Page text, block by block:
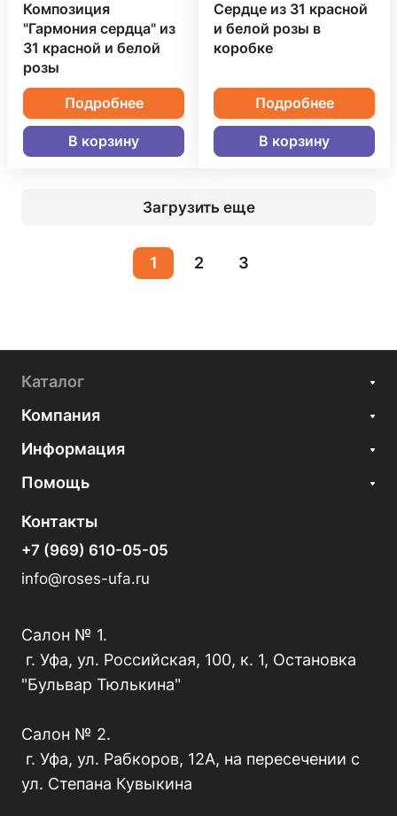
Композиция
"Гармония сердца" из
31 красной и белой
розы
Подробнее
В корзину
Сердце из 31 красной
и белой розы в
коробке
Подробнее
В корзину
Загрузить еще
1 2 3
Каталог
Компания
Информация
Помощь
Контакты
+7 (969) 610-05-05
info@roses-ufa.ru
Салон № 1.
г. Уфа, ул. Российская, 100, к. 1, Остановка
"Бульвар Тюлькина"
Салон № 2.
г. Уфа, ул. Рабкоров, 12А, на пересечении с
ул. Степана Кувыкина